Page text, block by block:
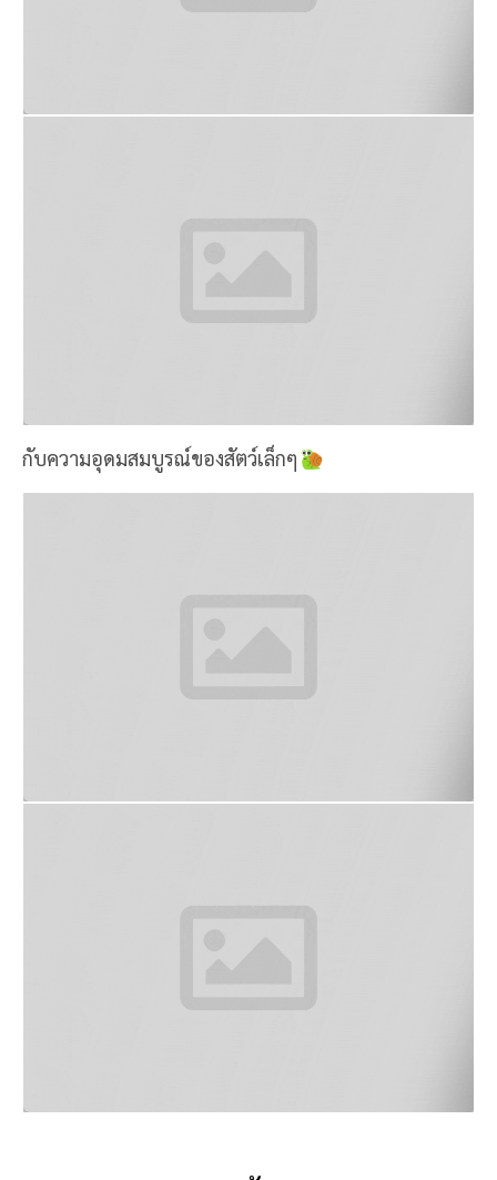
กับความอุดมสมบูรณ์ของสัตว์เล็กๆ